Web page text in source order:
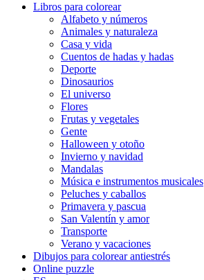
Libros para colorear
Alfabeto y números
Animales y naturaleza
Casa y vida
Cuentos de hadas y hadas
Deporte
Dinosaurios
El universo
Flores
Frutas y vegetales
Gente
Halloween y otoño
Invierno y navidad
Mandalas
Música e instrumentos musicales
Peluches y caballos
Primavera y pascua
San Valentín y amor
Transporte
Verano y vacaciones
Dibujos para colorear antiestrés
Online puzzle